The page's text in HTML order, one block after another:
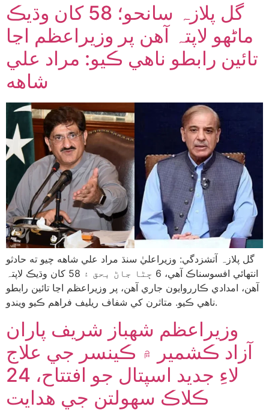
گل پلازہ سانحو؛ 58 کان وڌيڪ
ماڻهو لاپتہ آهن پر وزيراعظم اڃا
تائين رابطو ناهي ڪيو: مراد علي
شاهه
گل پلازہ آتشزدگي: وزيراعليٰ سنڌ مراد علي شاهه چيو ته حادثو
انتهائي افسوسناڪ آهي، 6 ڄڻا جاڻ بحق ۽ 58 کان وڌيڪ لاپتہ
آهن، امدادي ڪارروايون جاري آهن، پر وزيراعظم اڃا تائين رابطو
ناهي ڪيو. متاثرن کي شفاف ريليف فراهم ڪيو ويندو.
وزيراعظم شهباز شريف پاران
آزاد ڪشمير ۾ ڪينسر جي علاج
لاءِ جديد اسپتال جو افتتاح، 24
ڪلاڪ سهولتن جي هدايت